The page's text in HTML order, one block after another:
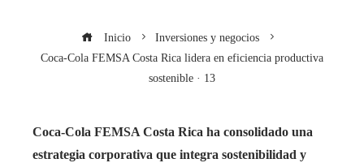
Inicio
Inversiones y negocios
Coca-Cola FEMSA Costa Rica lidera en eficiencia productiva
sostenible · 13
Coca-Cola FEMSA Costa Rica ha consolidado una
estrategia corporativa que integra sostenibilidad y